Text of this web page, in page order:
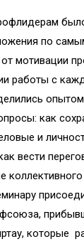
по
мотивации
работы с
как
и
вести
которые